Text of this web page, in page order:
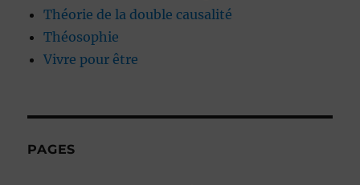
Théorie de la double causalité
Théosophie
Vivre pour être
PAGES